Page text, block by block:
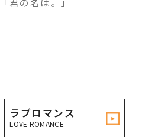
ラブロマンス
LOVE ROMANCE